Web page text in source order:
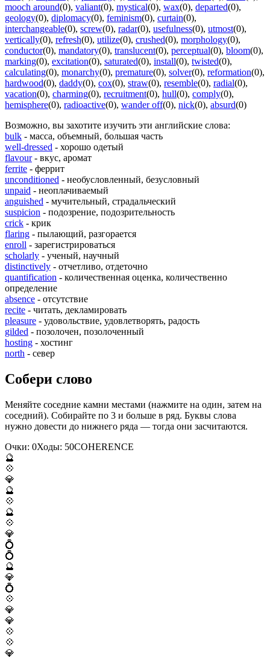
mooch around(0), valiant(0), mystical(0), wax(0), departed(0),
geology(0), diplomacy(0), feminism(0), curtain(0),
interchangeable(0), screw(0), radar(0), usefulness(0), utmost(0),
vertically(0), refresh(0), utilize(0), crushed(0), morphology(0),
conductor(0), mandatory(0), translucent(0), perceptual(0), bloom(0),
marking(0), excitation(0), saturated(0), install(0), twisted(0),
calculating(0), monarchy(0), premature(0), solver(0), reformation(0),
hardwood(0), daddy(0), cox(0), straw(0), resemble(0), radial(0),
vacation(0), charming(0), recruitment(0), hull(0), comply(0),
hemisphere(0), radioactive(0), wander off(0), nick(0), absurd(0)
Возможно, вы захотите изучить эти английские слова:
bulk - масса, объемный, большая часть
well-dressed - хорошо одетый
flavour- вкус, аромат
ferrite - феррит
unconditioned - необусловленный, безусловный
unpaid - неоплачиваемый
anguished - мучительный, страдальческий
suspicion - подозрение, подозрительность
crick - крик
flaring - пылающий, разгорается
enroll - зарегистрироваться
scholarly - ученый, научный
distinctively - отчетливо, отдеточно
quantification - количественная оценка, количественно
определение
absence - отсутствие
recite - читать, декламировать
pleasure - удовольствие, удовлетворять, радость
gilded - позолочен, позолоченный
hosting - хостинг
north - север
Собери слово
Меняйте соседние камни местами (нажмите на один, затем на
соседний). Собирайте по 3 и больше в ряд. Буквы слова
нужно довести до нижнего ряда — тогда они засчитаются.
Очки: 0Ходы: 50COHERENCE
🔮
💠
💎
🔮
💠
🔮
💠
💎
💍
💍
🔮
💎
💍
💠
💎
💎
💠
💠
💎